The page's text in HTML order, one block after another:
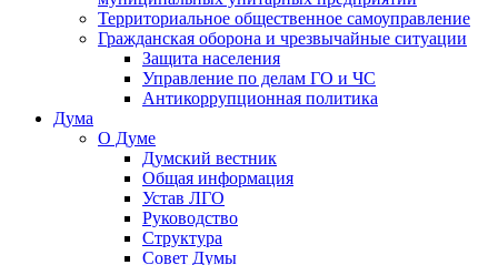
Территориальное общественное самоуправление
Гражданская оборона и чрезвычайные ситуации
Защита населения
Управление по делам ГО и ЧС
Антикоррупционная политика
Дума
О Думе
Думский вестник
Общая информация
Устав ЛГО
Руководство
Структура
Совет Думы